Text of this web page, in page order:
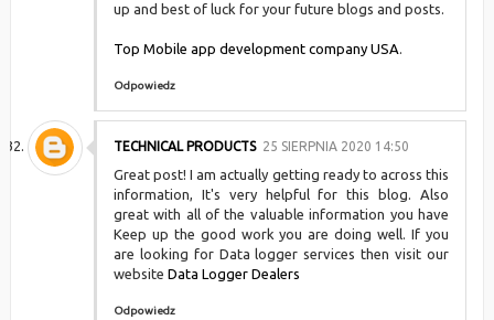
up and best of luck for your future blogs and posts.
Top Mobile app development company USA.
Odpowiedz
TECHNICAL PRODUCTS 25 SIERPNIA 2020 14:50
Great post! I am actually getting ready to across this
information, It's very helpful for this blog. Also
great with all of the valuable information you have
Keep up the good work you are doing well. If you
are looking for Data logger services then visit our
website Data Logger Dealers
Odpowiedz